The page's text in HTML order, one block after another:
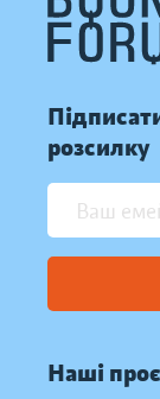
розсилку
Наші